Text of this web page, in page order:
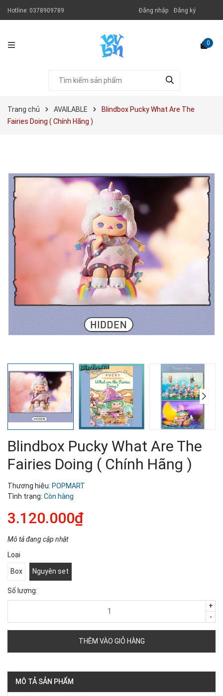
Hotline: 0378909789 Đăng nhập Đăng ký
0
Trang chủ AVAILABLE
Blindbox Pucky What Are The
Fairies Doing ( Chính Hãng )
Blindbox Pucky What Are The
Fairies Doing ( Chính Hãng )
Thương hiệu: POPMART
Tình trạng: Còn hàng
3.120.000₫
Mô tả đang cập nhật
Loại
Box Nguyên set
Số lượng:
-
+
THÊM VÀO GIỎ HÀNG
MÔ TẢ SẢN PHẨM